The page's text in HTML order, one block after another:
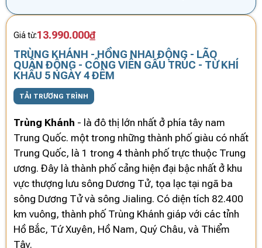
TRÙNG KHÁNH - HỒNG NHAI ĐỘNG - LÃO
QUÂN ĐỘNG - CÔNG VIÊN GẤU TRÚC - TỪ KHÍ
KHẨU 5 NGÀY 4 ĐÊM
TẢI TRƯƠNG TRÌNH
Giá từ:13.990.000₫
Trùng Khánh - là đô thị lớn nhất ở phía tây nam
Trung Quốc. một trong những thành phố giàu có nhất
Trung Quốc, là 1 trong 4 thành phố trực thuộc Trung
ương. Đây là thành phố cảng hiện đại bậc nhất ở khu
vực thượng lưu sông Dương Tử, tọa lạc tại ngã ba
sông Dương Tử và sông Jialing. Có diện tích 82.400
km vuông, thành phố Trùng Khánh giáp với các tỉnh
Hồ Bắc, Tứ Xuyên, Hồ Nam, Quý Châu, và Thiểm
Tây.